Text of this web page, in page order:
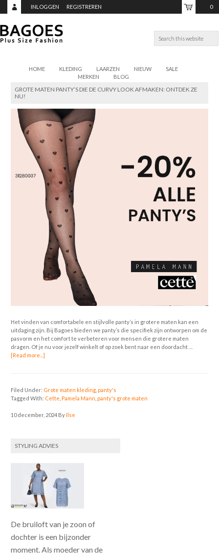
INLOGGEN REGISTREREN 0
€0,00
HOME KLEDING LAARZEN NIEUW
SALE
MERKEN
BLOG
GROTE MATEN PANTY’S DIE DE CURVY LOOK AFMAKEN: ONTDEK ZE
NU!
Het vinden van comfortabele en stijlvolle panty’s in grotere maten kan een
uitdaging zijn. Bij Bagoes bieden we panty’s die specifiek zijn ontworpen om de
pasvorm en het comfort te verbeteren voor mensen die grotere maten
dragen. Of je nu voor jezelf winkelt of op zoek bent naar een doordacht …
[Read more...]
Filed Under: Grote maten kleding ,panty's
Tagged With: Cette ,Pamela Mann ,panty's grote maten
10 december, 2024 ByIlse
STYLING ADVIES
De bruiloft van je zoon of
dochter is een bijzonder
moment. Als moeder van de